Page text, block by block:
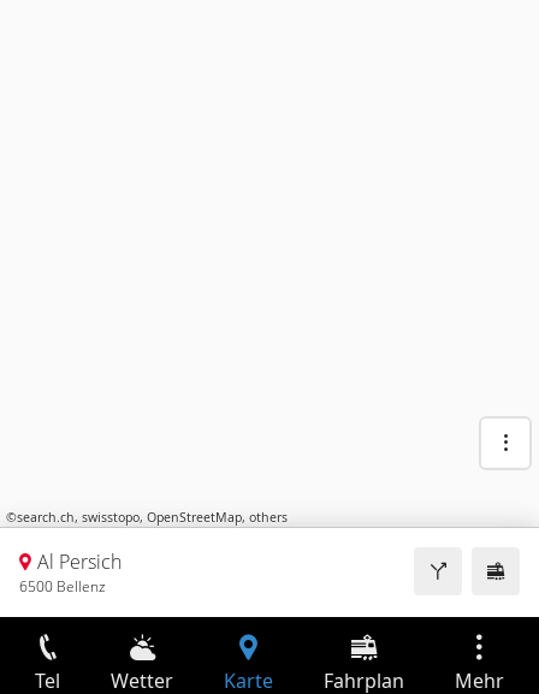
©search.ch, swisstopo, OpenStreetMap, others
Al Persich
6500 Bellenz
Tel Wetter Karte Fahrplan Mehr